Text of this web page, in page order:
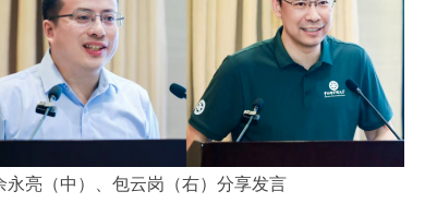
永亮（中）、包云岗（右）分享发言